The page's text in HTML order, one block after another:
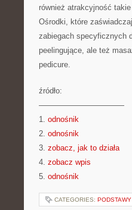
również atrakcyjność
Ośrodki, które
zabiegach specyficznych
peelingujące, ale też
pedicure.
źródło:
———————————
1. odnośnik
2. odnośnik
3. zobacz, jak to działa
4. zobacz wpis
5. odnośnik
CATEGORIES: